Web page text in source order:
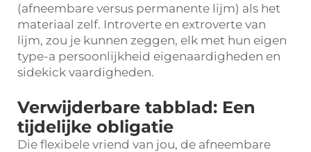
(afneembare versus permanente lijm) als het
materiaal zelf. Introverte en extroverte van
lijm, zou je kunnen zeggen, elk met hun eigen
type-a persoonlijkheid eigenaardigheden en
sidekick vaardigheden.
Verwijderbare tabblad: Een
tijdelijke obligatie
Die flexibele vriend van jou, de afneembare